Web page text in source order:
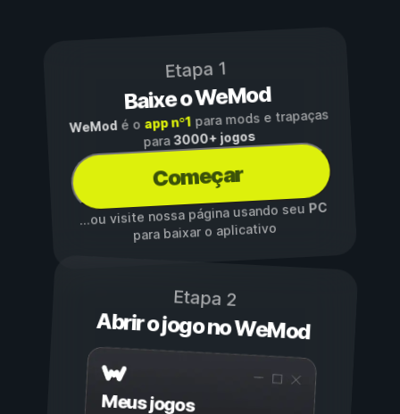
Etapa 1
Baixe o WeMod
WeModé o app nº1para mods e trapaças
para3000+ jogos
Começar
...ou visite nossa página usando seuPC
para baixar o aplicativo
Etapa 2
Abrir o jogo no WeMod
Meus jogos